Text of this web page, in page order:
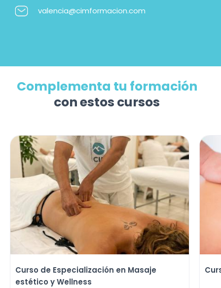
valencia@cimformacion.com
Complementa tu formación
con estos cursos
Curso de Especialización en Masaje
estético y Wellness